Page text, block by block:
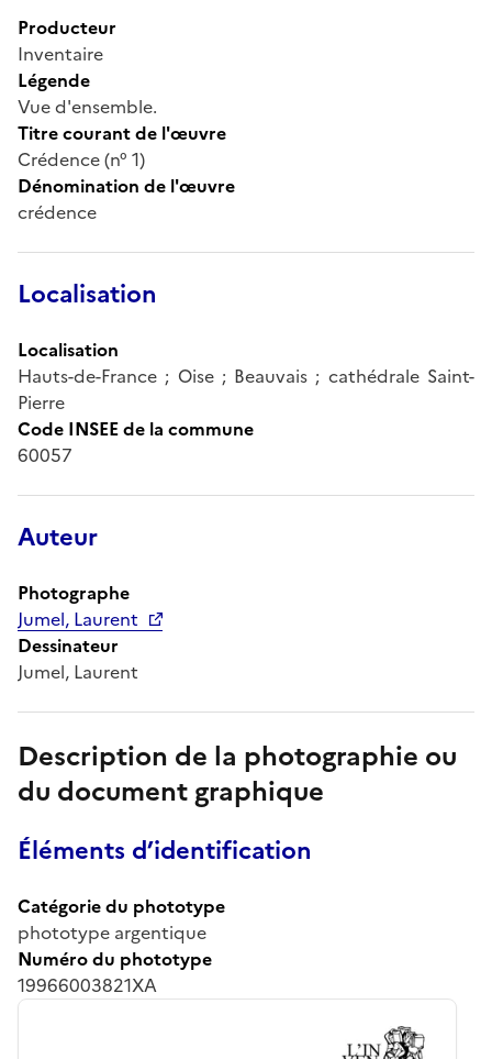
Producteur
Inventaire
Légende
Vue d'ensemble.
Titre courant de l'œuvre
Crédence (n° 1)
Dénomination de l'œuvre
crédence
Localisation
Localisation
Hauts-de-France ; Oise ; Beauvais ; cathédrale Saint-
Pierre
Code INSEE de la commune
60057
Auteur
Photographe
Jumel, Laurent
Dessinateur
Jumel, Laurent
Description de la photographie ou
du document graphique
Éléments d’identification
Catégorie du phototype
phototype argentique
Numéro du phototype
19966003821XA